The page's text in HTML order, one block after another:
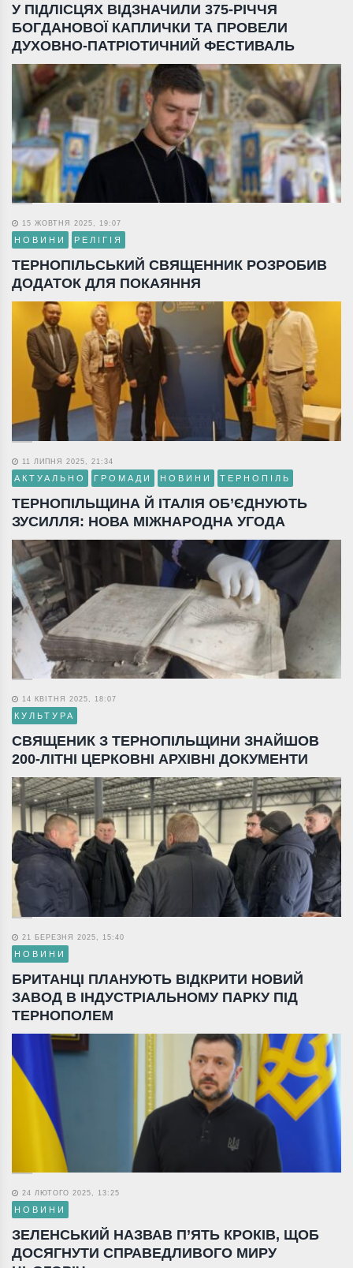
У ПІДЛІСЦЯХ ВІДЗНАЧИЛИ 375-РІЧЧЯ
БОГДАНОВОЇ КАПЛИЧКИ ТА ПРОВЕЛИ
ДУХОВНО-ПАТРІОТИЧНИЙ ФЕСТИВАЛЬ
15 ЖОВТНЯ 2025, 19:07
НОВИНИ РЕЛІГІЯ
ТЕРНОПІЛЬСЬКИЙ СВЯЩЕННИК РОЗРОБИВ
ДОДАТОК ДЛЯ ПОКАЯННЯ
11 ЛИПНЯ 2025, 21:34
АКТУАЛЬНО ГРОМАДИ НОВИНИ ТЕРНОПІЛЬ
ТЕРНОПІЛЬЩИНА Й ІТАЛІЯ ОБ’ЄДНУЮТЬ
ЗУСИЛЛЯ: НОВА МІЖНАРОДНА УГОДА
14 КВІТНЯ 2025, 18:07
КУЛЬТУРА
СВЯЩЕНИК З ТЕРНОПІЛЬЩИНИ ЗНАЙШОВ
200-ЛІТНІ ЦЕРКОВНІ АРХІВНІ ДОКУМЕНТИ
21 БЕРЕЗНЯ 2025, 15:40
НОВИНИ
БРИТАНЦІ ПЛАНУЮТЬ ВІДКРИТИ НОВИЙ
ЗАВОД В ІНДУСТРІАЛЬНОМУ ПАРКУ ПІД
ТЕРНОПОЛЕМ
24 ЛЮТОГО 2025, 13:25
НОВИНИ
ЗЕЛЕНСЬКИЙ НАЗВАВ П’ЯТЬ КРОКІВ, ЩОБ
ДОСЯГНУТИ СПРАВЕДЛИВОГО МИРУ